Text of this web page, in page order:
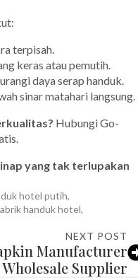
terpisah.
keras atau pemutih.
daya serap handuk.
sinar matahari langsung.
Hubungi Go-
yang tak terlupakan
hotel putih
handuk hotel
NEXT POST
Manufacturer
Supplier